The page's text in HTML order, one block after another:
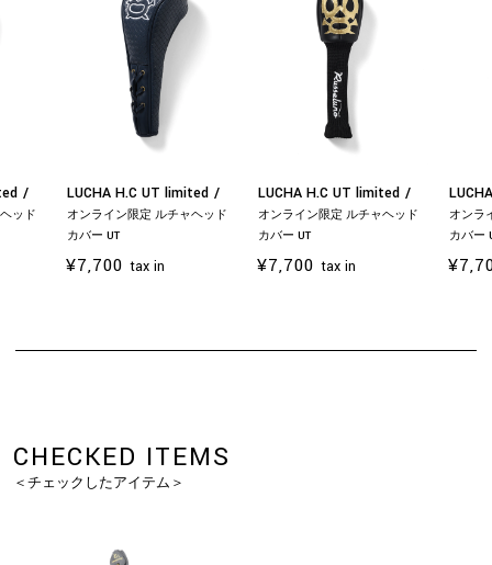
ッド
LUCHA H.C UT limited
オンライン限定 ルチャヘッド
カバー UT
¥7,700 tax in
LUCHA H.C UT limited
オンライン限定 ルチャヘッド
カバー UT
¥7,700 tax in
オンラ
カバー
CHECKED ITEMS
＜チェックしたアイテム＞